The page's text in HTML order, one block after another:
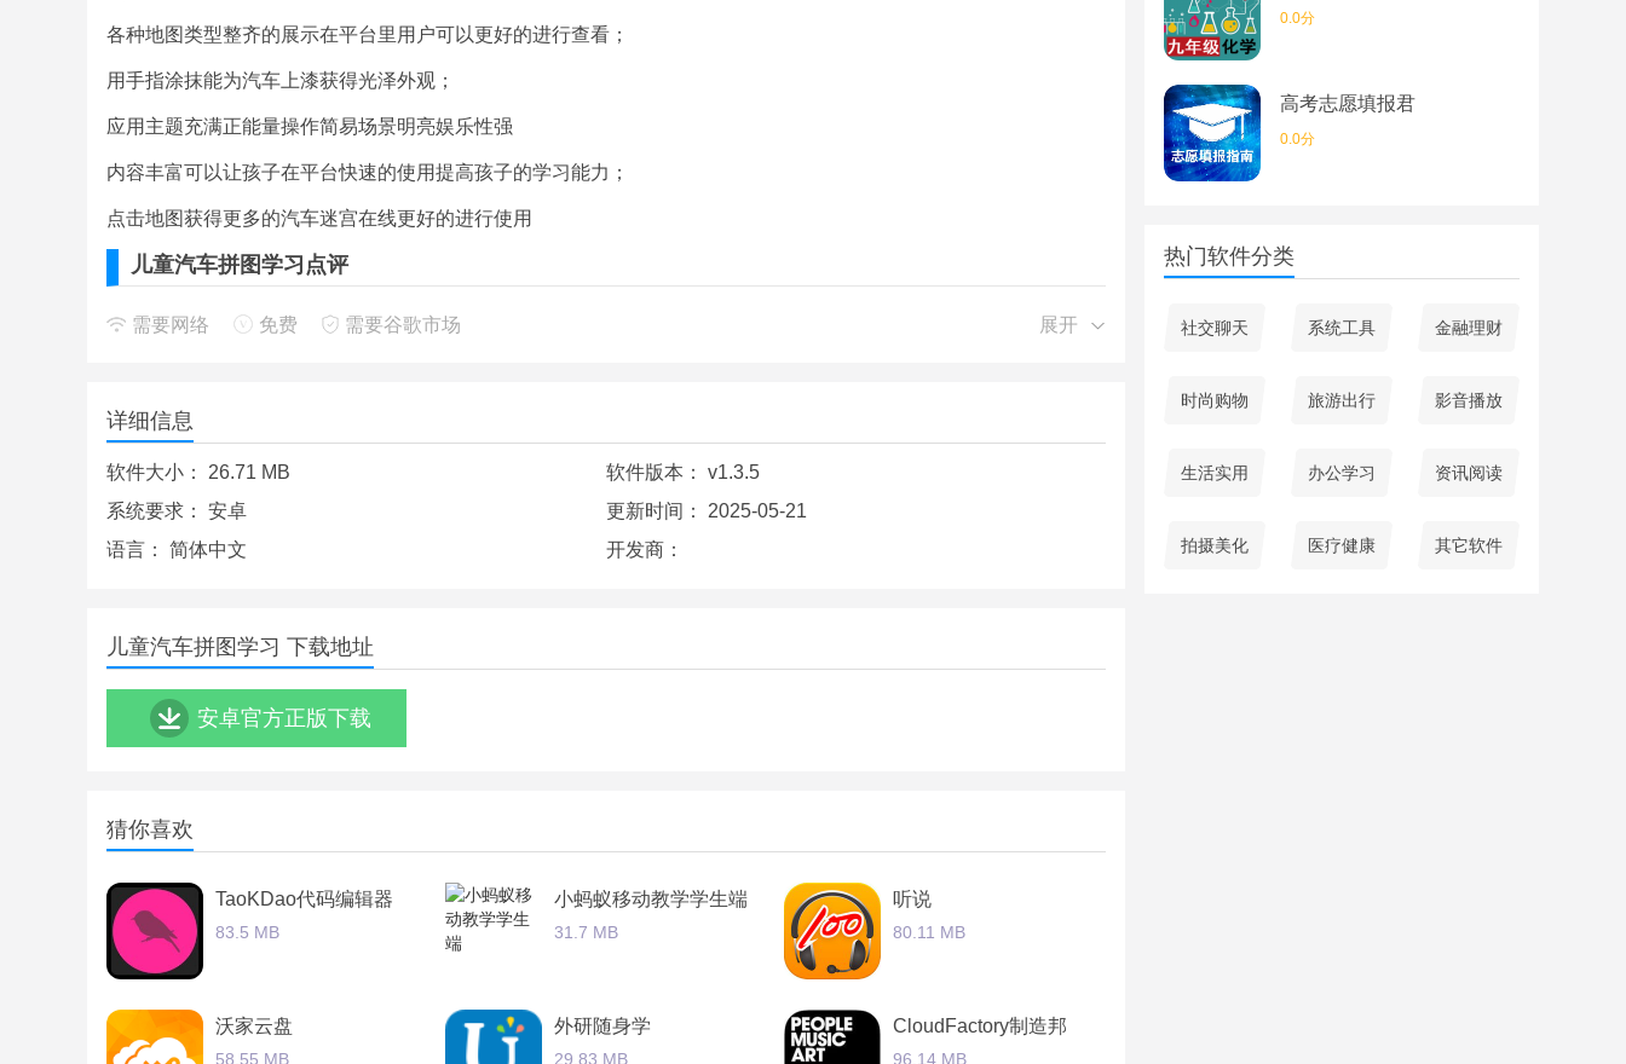
各种地图类型整齐的展示在平台里用户可以更好的进行查看；
用手指涂抹能为汽车上漆获得光泽外观；
应用主题充满正能量操作简易场景明亮娱乐性强
内容丰富可以让孩子在平台快速的使用提高孩子的学习能力；
点击地图获得更多的汽车迷宫在线更好的进行使用
儿童汽车拼图学习点评
一款非常适合岁的幼儿和儿童的益智启蒙类应用。
当汽车的轮胎空气不足时可以给轮胎打气；
有趣的道具提供放大镜让孩子能够清楚的查看图片信息更好的使用；
需要网络 免费 需要谷歌市场 展开
详细信息
软件大小： 26.71 MB 软件版本： v1.3.5
系统要求： 安卓 更新时间： 2025-05-21
语言： 简体中文 开发商：
儿童汽车拼图学习 下载地址
安卓官方正版下载
猜你喜欢
TaoKDao代码编辑器
83.5 MB
小蚂蚁移动教学学生端
31.7 MB
听说
80.11 MB
沃家云盘
58.55 MB
外研随身学
29.83 MB
CloudFactory制造邦
96.14 MB
0.0分
高考志愿填报君
0.0分
热门软件分类
社交聊天 系统工具 金融理财
时尚购物 旅游出行 影音播放
生活实用 办公学习 资讯阅读
拍摄美化 医疗健康 其它软件